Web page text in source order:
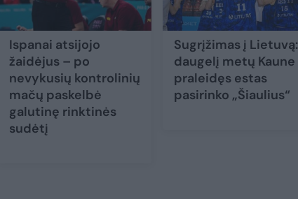
Ispanai atsijojo
žaidėjus – po
nevykusių kontrolinių
mačų paskelbė
galutinę rinktinės
sudėtį
Sugrįžimas į Lietuvą:
daugelį metų Kaune
praleidęs estas
pasirinko „Šiaulius“